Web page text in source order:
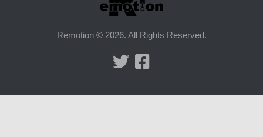
Remotion © 2026. All Rights Reserved.